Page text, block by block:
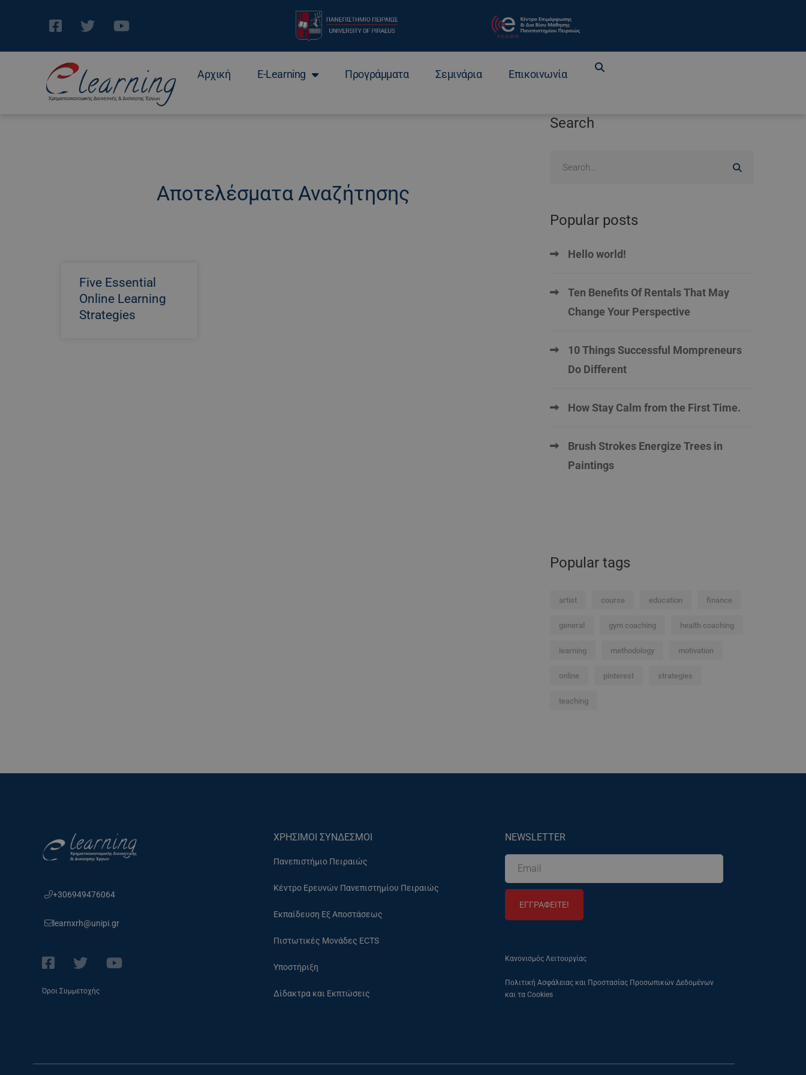
Αρχική E-Learning Προγράμματα Σεμινάρια Επικοινωνία
Αποτελέσματα Αναζήτησης
Five Essential
Online Learning
Strategies
Search
Popular posts
Hello world!
Ten Benefits Of Rentals That May
Change Your Perspective
10 Things Successful Mompreneurs
Do Different
How Stay Calm from the First Time.
Brush Strokes Energize Trees in
Paintings
Popular tags
artist course education finance
general gym coaching health coaching
learning methodology motivation
online pinterest strategies
teaching
+306949476064
learnxrh@unipi.gr
Όροι Συμμετοχής
ΧΡΗΣΙΜΟΙ ΣΥΝΔΕΣΜΟΙ
Πανεπιστήμιο Πειραιώς
Κέντρο Ερευνών Πανεπιστημίου Πειραιώς
Εκπαίδευση Εξ Αποστάσεως
Πιστωτικές Μονάδες ECTS
Υποστήριξη
Δίδακτρα και Εκπτώσεις
NEWSLETTER
ΕΓΓΡΑΦΕΙΤΕ!
Κανονισμός Λειτουργίας
Πολιτική Ασφάλειας και Προστασίας Προσωπικών Δεδομένων
και τα Cookies